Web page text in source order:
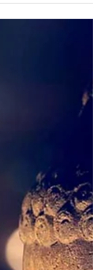
India)). - Cần gì phải